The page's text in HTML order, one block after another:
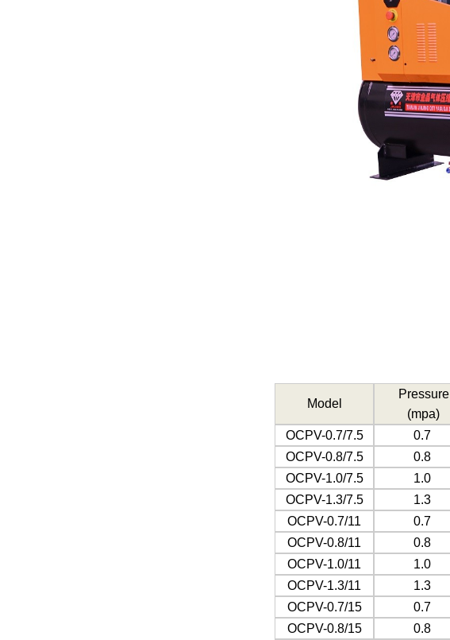
Model
Pressure
(mpa)
OCPV-0.7/7.5 0.7
OCPV-0.8/7.5 0.8
OCPV-1.0/7.5
1.0
OCPV-1.3/7.5
1.3
OCPV-0.7/11
0.7
OCPV-0.8/11 0.8
OCPV-1.0/11
1.0
OCPV-1.3/11
1.3
OCPV-0.7/15
0.7
OCPV-0.8/15 0.8